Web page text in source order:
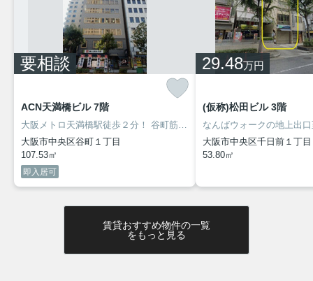
皆様からのお問い合わせを心よりお待ちしています。
2025.08.01 売土地
東大阪市中野2丁目土地
ご覧いただきありがとうございます。
近鉄けいはんな線「荒本駅」徒歩13分の好立地、
『東大阪市中野2丁目売土地』のご紹介です！！
土地面積230.24㎡（公簿） 間口は実測13.5ｍ 更地です。
//www.athome.co.jp/tochi/6987106415/?
BKLISTID=031PPC&sref=nw_reco&RECOMMFLG=1
要相談
ACN天満橋ビル 7階
大阪メトロ天満橋駅徒歩２分！
谷町筋沿い東向きの重厚感あるビルです☆
大阪市中央区谷町１丁目
107.53㎡
即入居可
29.48万円
(仮称)松田ビル 3階
なんばウォークの地上出
大阪市中央区千日前１丁目
53.80㎡
賃貸おすすめ物件の一覧
をもっと見る